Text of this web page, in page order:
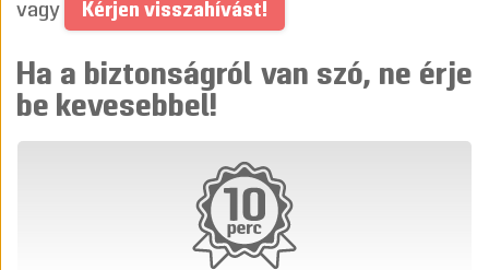
vagy Kérjen visszahívást!
Ha a biztonságról van szó, ne érje
be kevesebbel!